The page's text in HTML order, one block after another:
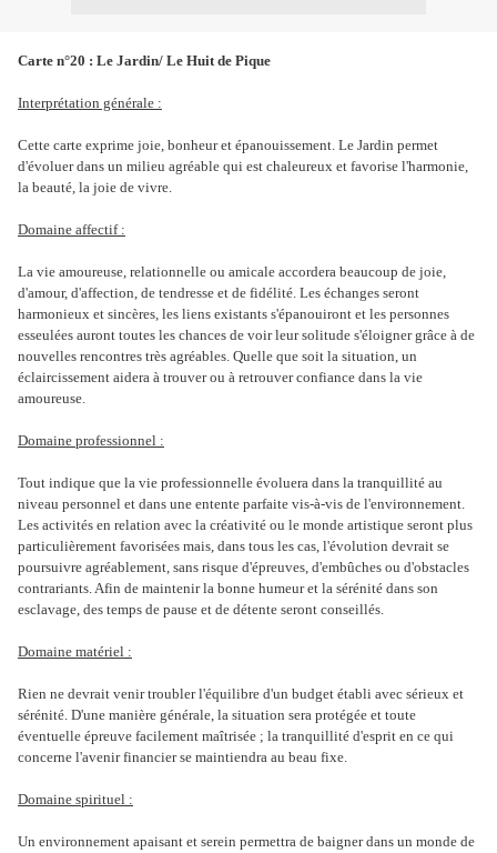
Carte n°20 : Le Jardin/ Le Huit de Pique
Interprétation générale :
Cette carte exprime joie, bonheur et épanouissement. Le Jardin permet
d'évoluer dans un milieu agréable qui est chaleureux et favorise l'harmonie,
la beauté, la joie de vivre.
Domaine affectif :
La vie amoureuse, relationnelle ou amicale accordera beaucoup de joie,
d'amour, d'affection, de tendresse et de fidélité. Les échanges seront
harmonieux et sincères, les liens existants s'épanouiront et les personnes
esseulées auront toutes les chances de voir leur solitude s'éloigner grâce à de
nouvelles rencontres très agréables. Quelle que soit la situation, un
éclaircissement aidera à trouver ou à retrouver confiance dans la vie
amoureuse.
Domaine professionnel :
Tout indique que la vie professionnelle évoluera dans la tranquillité au
niveau personnel et dans une entente parfaite vis-à-vis de l'environnement.
Les activités en relation avec la créativité ou le monde artistique seront plus
particulièrement favorisées mais, dans tous les cas, l'évolution devrait se
poursuivre agréablement, sans risque d'épreuves, d'embûches ou d'obstacles
contrariants. Afin de maintenir la bonne humeur et la sérénité dans son
esclavage, des temps de pause et de détente seront conseillés.
Domaine matériel :
Rien ne devrait venir troubler l'équilibre d'un budget établi avec sérieux et
sérénité. D'une manière générale, la situation sera protégée et toute
éventuelle épreuve facilement maîtrisée ; la tranquillité d'esprit en ce qui
concerne l'avenir financier se maintiendra au beau fixe.
Domaine spirituel :
Un environnement apaisant et serein permettra de baigner dans un monde de